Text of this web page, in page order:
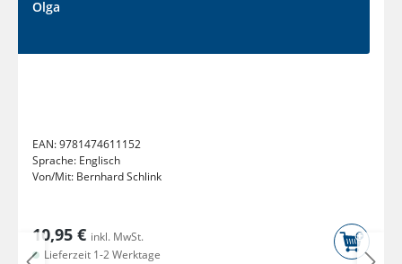
Olga
EAN:9781474611152
Sprache: Englisch
Von/Mit: Bernhard Schlink
10,95 € inkl. MwSt.
Lieferzeit 1-2 Werktage